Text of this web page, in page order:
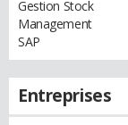
Gestion Stock
Management
SAP
Entreprises